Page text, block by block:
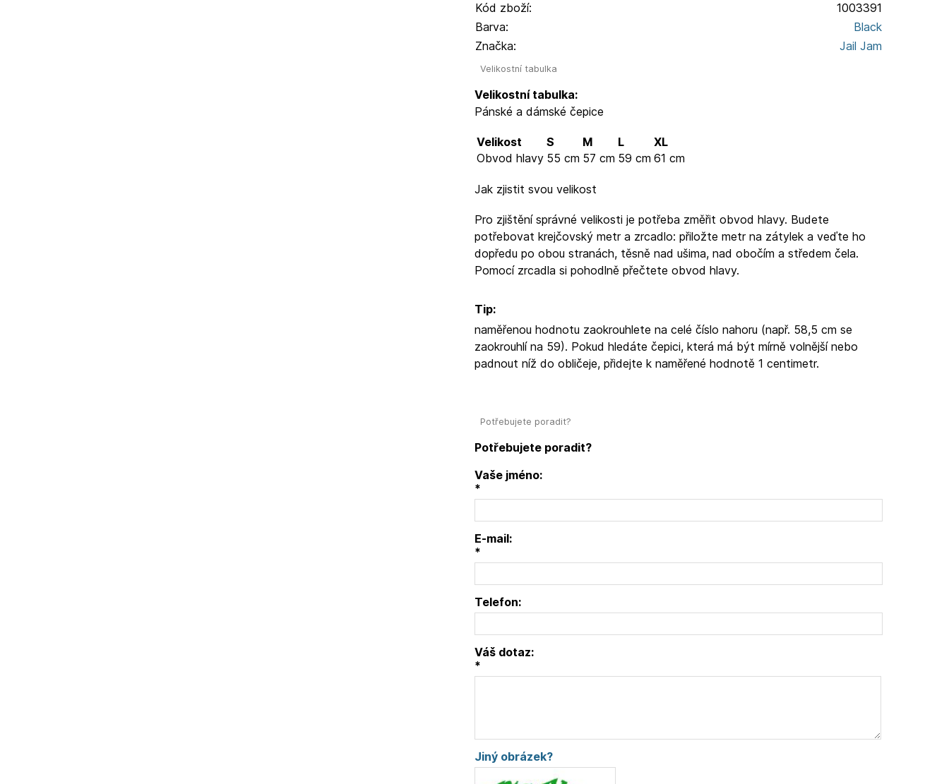
Kód zboží:
1003391
Barva:
Black
Značka:
Jail Jam
Velikostní tabulka
Velikostní tabulka:
Pánské a dámské čepice
Velikost S M L
XL
Obvod hlavy 55 cm 57 cm 59 cm 61 cm
Jak zjistit svou velikost
Pro zjištění správné velikosti je potřeba změřit obvod hlavy. Budete
potřebovat krejčovský metr a zrcadlo: přiložte metr na zátylek a veďte ho
dopředu po obou stranách, těsně nad ušima, nad obočím a středem čela.
Pomocí zrcadla si pohodlně přečtete obvod hlavy.
Tip:
naměřenou hodnotu zaokrouhlete na celé číslo nahoru (např. 58,5 cm se
zaokrouhlí na 59). Pokud hledáte čepici, která má být mírně volnější nebo
padnout níž do obličeje, přidejte k naměřené hodnotě 1 centimetr.
Potřebujete poradit?
Potřebujete poradit?
Vaše jméno:
*
E-mail:
*
Telefon:
Váš dotaz:
*
Jiný obrázek?